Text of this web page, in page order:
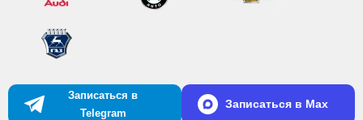
Записаться в
Telegram
Записаться в Max